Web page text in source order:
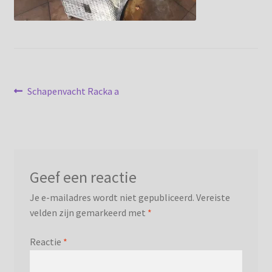
Privacybeleid
Bericht
Vorig
Schapenvacht Racka a
Geef een reactie
Je e-mailadres wordt niet gepubliceerd. Vereiste
velden zijn gemarkeerd met *
Reactie *